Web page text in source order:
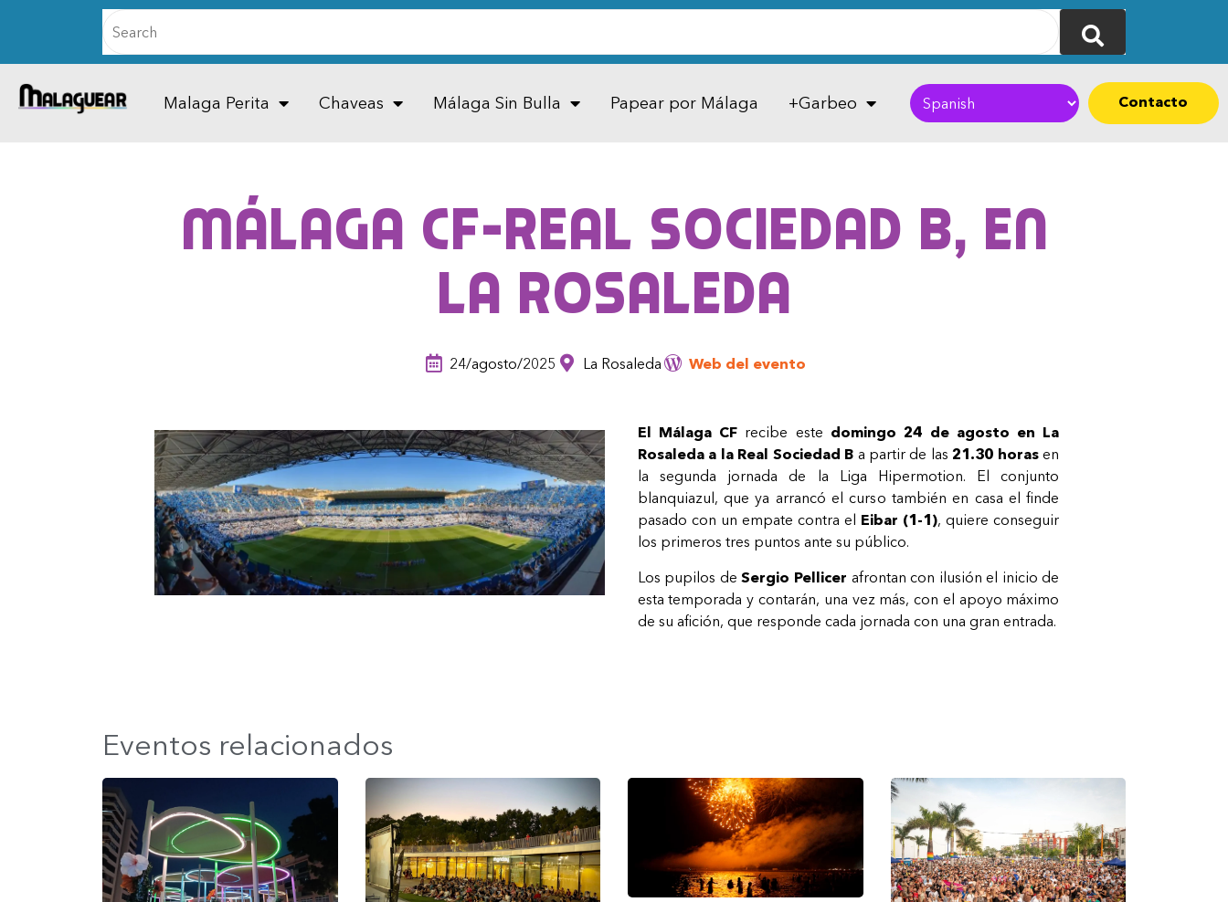
Malaga Perita Chaveas Málaga Sin Bulla Papear por Málaga +Garbeo Contacto
Málaga CF-Real Sociedad B, en
La Rosaleda
24/agosto/2025 La Rosaleda Web del evento
El Málaga CF recibe este domingo 24 de agosto en La
Rosaleda a la Real Sociedad B a partir de las21.30 horasen
la segunda jornada de la Liga Hipermotion. El conjunto
blanquiazul, que ya arrancó el curso también en casa el finde
pasado con un empate contra el Eibar (1-1), quiere conseguir
los primeros tres puntos ante su público.
Los pupilos deSergio Pellicer afrontan con ilusión el inicio de
esta temporada y contarán, una vez más, con el apoyo máximo
de su afición, que responde cada jornada con una gran entrada.
Eventos relacionados